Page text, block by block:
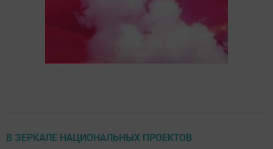
В ЗЕРКАЛЕ НАЦИОНАЛЬНЫХ ПРОЕКТОВ